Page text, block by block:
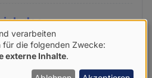
das
Eichhörnchen. Vielleicht
verarbeiten
die folgenden Zwecke:
externe Inhalte.